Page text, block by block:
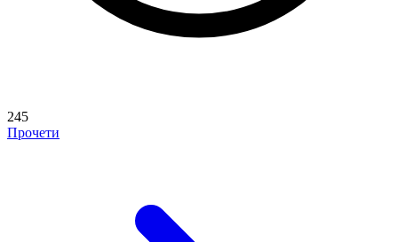
245
Прочети